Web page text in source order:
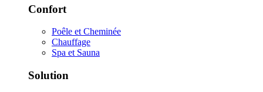
Confort
Poêle et Cheminée
Chauffage
Spa et Sauna
Solution